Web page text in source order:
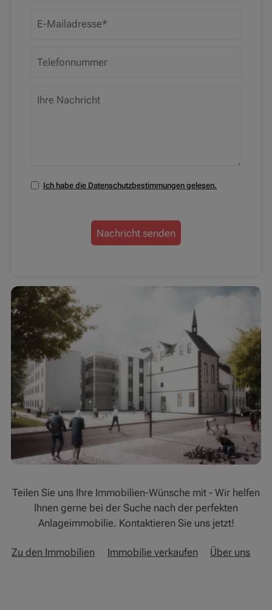
Ich habe die Datenschutzbestimmungen gelesen.
Nachricht senden
Teilen Sie uns Ihre Immobilien-Wünsche mit - Wir helfen
Ihnen gerne bei der Suche nach der perfekten
Anlageimmobilie. Kontaktieren Sie uns jetzt!
Zu den Immobilien Immobilie verkaufen Über uns